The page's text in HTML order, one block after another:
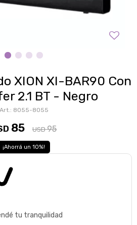
XION XI-BAR90 Con
2.1 BT - Negro
8055-8055
85 USD 95
10
tu tranquilidad